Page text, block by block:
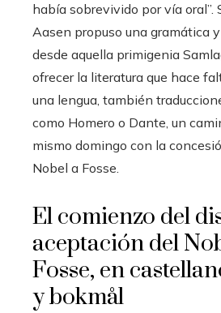
había sobrevivido por vía oral”.
Aasen propuso una gramática
desde aquella primigenia
ofrecer la literatura que hace
una lengua, también
como Homero o Dante, un
mismo domingo con la
Nobel a Fosse.
El comienzo del
aceptación del
Fosse, en
y bokmål